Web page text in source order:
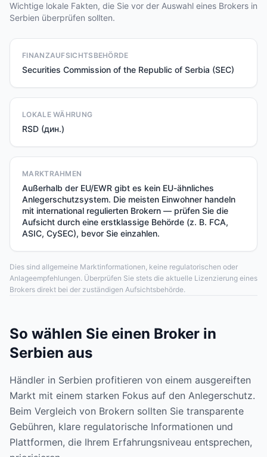
Wichtige lokale Fakten, die Sie vor der Auswahl eines Brokers in
Serbien überprüfen sollten.
FINANZAUFSICHTSBEHÖRDE
Securities Commission of the Republic of Serbia (SEC)
LOKALE WÄHRUNG
RSD (дин.)
MARKTRAHMEN
Außerhalb der EU/EWR gibt es kein EU-ähnliches
Anlegerschutzsystem. Die meisten Einwohner handeln
mit international regulierten Brokern — prüfen Sie die
Aufsicht durch eine erstklassige Behörde (z. B. FCA,
ASIC, CySEC), bevor Sie einzahlen.
Dies sind allgemeine Marktinformationen, keine regulatorischen oder
Anlageempfehlungen. Überprüfen Sie stets die aktuelle Lizenzierung eines
Brokers direkt bei der zuständigen Aufsichtsbehörde.
So wählen Sie einen Broker in
Serbien aus
Händler in Serbien profitieren von einem ausgereiften
Markt mit einem starken Fokus auf den Anlegerschutz.
Beim Vergleich von Brokern sollten Sie transparente
Gebühren, klare regulatorische Informationen und
Plattformen, die Ihrem Erfahrungsniveau entsprechen,